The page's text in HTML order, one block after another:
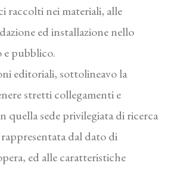
raccolti nei materiali, alle
ed installazione nello
e pubblico.
editoriali, sottolineavo la
stretti collegamenti e
quella sede privilegiata di ricerca
dal dato di
ed alle caratteristiche